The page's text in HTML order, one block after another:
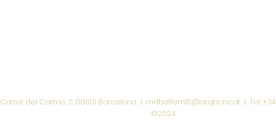
Carrer del Carme, 2, 08001 Barcelona | mdbetlem15@arqbcn.cat | Tel:
©2024